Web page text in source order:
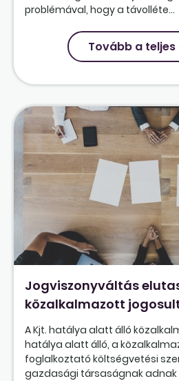
problémával, hogy a távolléte...
Tovább a teljes
Jogviszonyváltás
közalkalmazott
A Kjt. hatálya alatt álló
hatálya alatt álló, a
foglalkoztató költségvetési
gazdasági társaságnak adnak